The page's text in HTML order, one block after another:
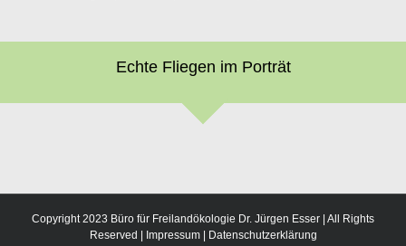
Echte Fliegen im Porträt
Copyright 2023 Büro für Freilandökologie Dr. Jürgen Esser | All Rights
Reserved | Impressum| Datenschutzerklärung